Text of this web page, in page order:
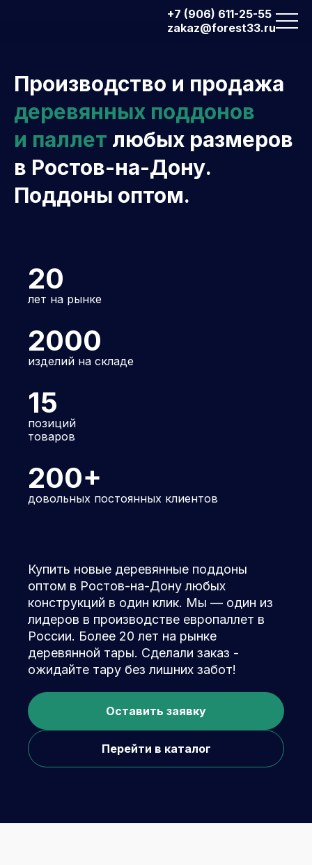
+7 (906) 611-25-55
zakaz@forest33.ru
Производство и продажа
деревянных поддонов
и паллет любых размеров
в Ростов-на-Дону.
Поддоны оптом.
20
лет на рынке
2000
изделий на складе
15
позиций
товаров
200+
довольных постоянных клиентов
Купить новые деревянные поддоны
оптом в Ростов-на-Дону любых
конструкций в один клик. Мы — один из
лидеров в производстве европаллет в
России. Более 20 лет на рынке
деревянной тары. Сделали заказ -
ожидайте тару без лишних забот!
Оставить заявку
Перейти в каталог